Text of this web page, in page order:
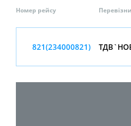
Номер рейсу
821(234000821)